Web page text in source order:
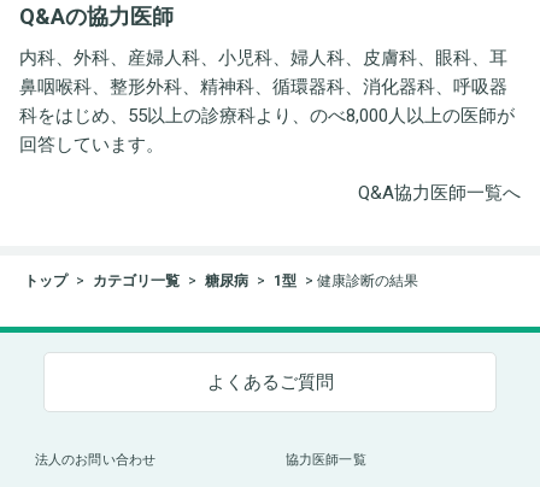
Q&Aの協力医師
内科、外科、産婦人科、小児科、婦人科、皮膚科、眼科、耳
鼻咽喉科、整形外科、精神科、循環器科、消化器科、呼吸器
科をはじめ、55以上の診療科より、のべ8,000人以上の医師が
回答しています。
Q&A協力医師一覧へ
トップ カテゴリ一覧 糖尿病 1型 健康診断の結果
よくあるご質問
法人のお問い合わせ 協力医師一覧